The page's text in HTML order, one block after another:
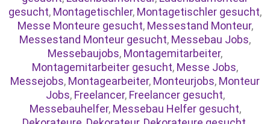
gesucht, Montagetischler, Montagetischler gesucht,
Messe Monteure gesucht, Messestand Monteur,
Messestand Monteur gesucht, Messebau Jobs,
Messebaujobs, Montagemitarbeiter,
Montagemitarbeiter gesucht, Messe Jobs,
Messejobs, Montagearbeiter, Monteurjobs, Monteur
Jobs, Freelancer, Freelancer gesucht,
Messebauhelfer, Messebau Helfer gesucht,